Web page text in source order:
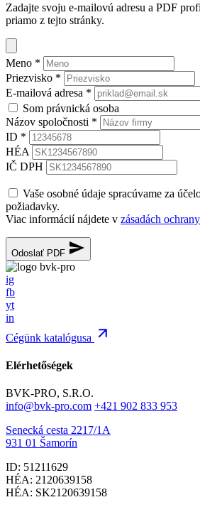
Zadajte svoju e-mailovú adresu a PDF
priamo z tejto stránky.
Meno *
Priezvisko *
E-mailová adresa *
Som právnická osoba
Názov spoločnosti *
ID *
HÉA
IČ DPH
Vaše osobné údaje spracúvame za
požiadavky.
Viac informácií nájdete v zásadách
Odoslať PDF
ig
fb
yt
in
Cégünk katalógusa
Elérhetőségek
BVK-PRO, S.R.O.
info@bvk-pro.com +421 902 833 953
Senecká cesta 2217/1A
931 01 Šamorín
ID: 51211629
HÉA: 2120639158
HÉA: SK2120639158